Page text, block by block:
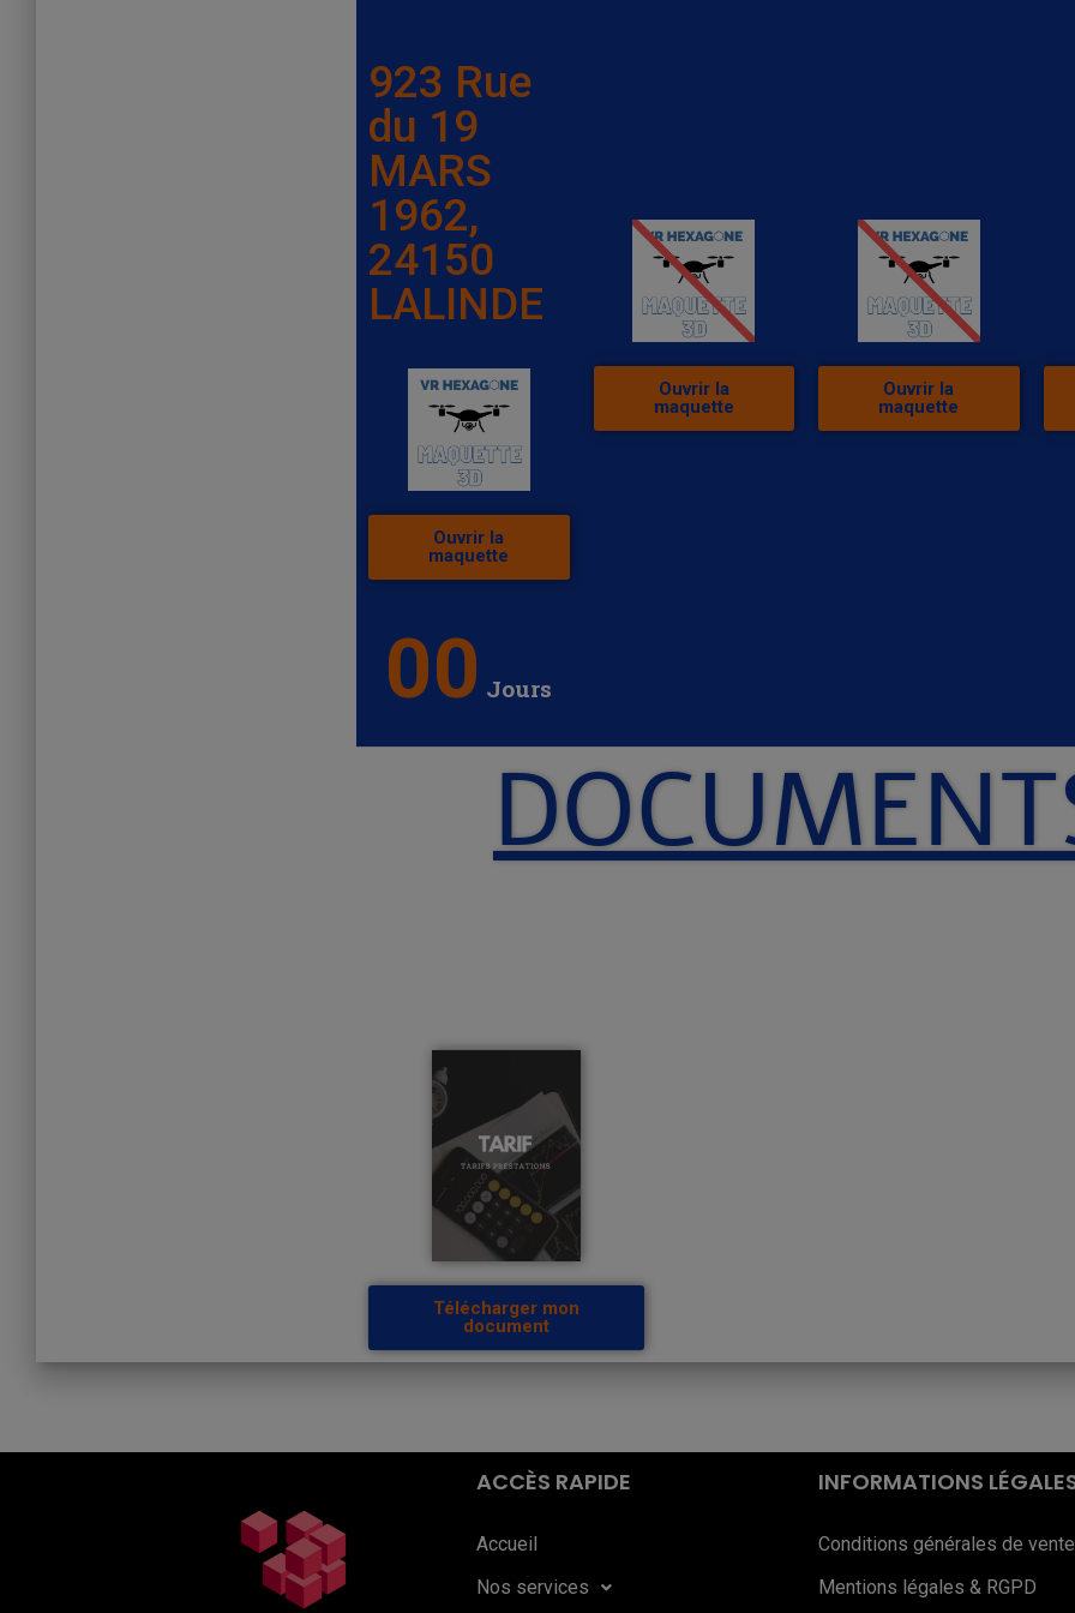
923 Rue
du 19
MARS
1962,
24150
LALINDE
Ouvrir la
maquette
00 Jours
Ouvrir la
maquette
Ouvrir la
maquette
Télécharger mon
document
ACCÈS RAPIDE
Accueil
Nos services
INFORMATIONS
Conditions générales de vente
Mentions légales & RGPD